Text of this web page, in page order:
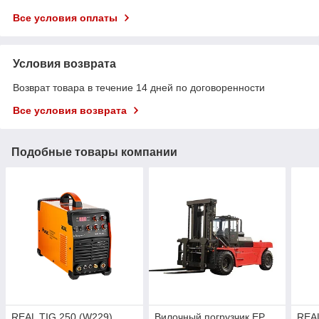
Все условия оплаты
Условия возврата
Возврат товара в течение 14 дней по договоренности
Все условия возврата
Подобные товары компании
REAL TIG 250 (W229) Вилочный погрузчик EP